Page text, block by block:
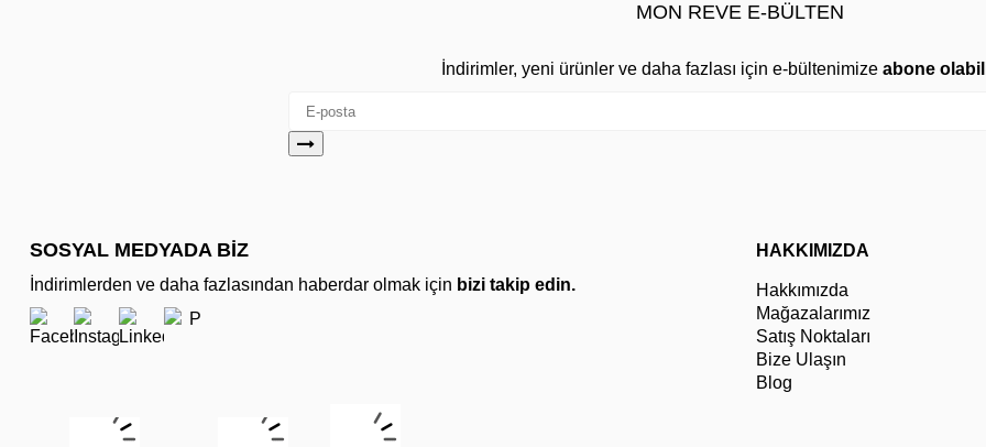
MON REVE E-BÜLTEN
İndirimler, yeni ürünler ve daha fazlası için e-bültenimize abone
SOSYAL MEDYADA BİZ
İndirimlerden ve daha fazlasından haberdar olmak için bizi takip edin.
HAKKIMIZDA
Hakkımızda
Mağazalarımız
Satış Noktaları
Bize Ulaşın
Blog